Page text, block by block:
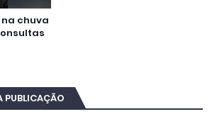
chuva
PUBLICAÇÃO